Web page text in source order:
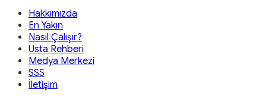
Hakkımızda
En Yakın
Nasıl Çalışır?
Usta Rehberi
Medya Merkezi
SSS
İletişim